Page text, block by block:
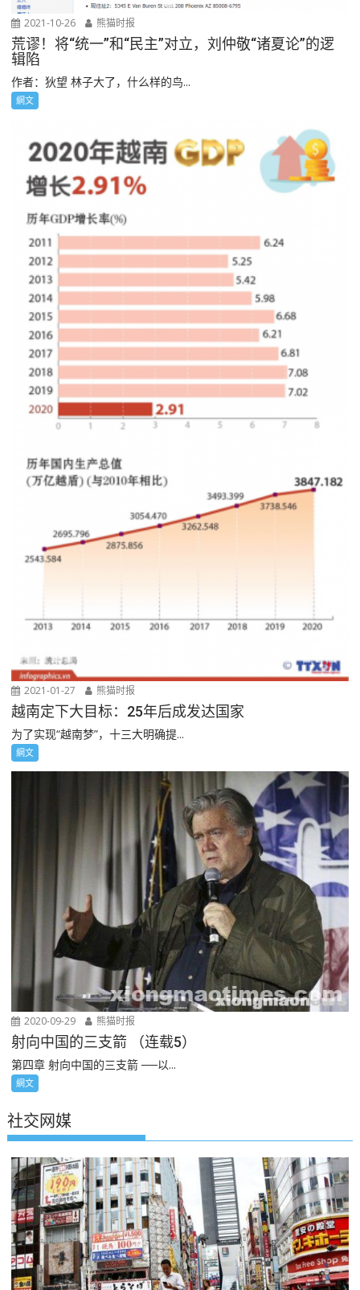
2021-10-26 熊猫时报
荒谬！将“统一”和“民主”对立，刘仲敬“诸夏论”的逻
辑陷
作者：狄望 林子大了，什么样的鸟...
網文
2021-01-27 熊猫时报
越南定下大目标：25年后成发达国家
为了实现“越南梦”，十三大明确提...
網文
2020-09-29 熊猫时报
射向中国的三支箭 （连载5）
第四章 射向中国的三支箭 ──以...
網文
社交网媒